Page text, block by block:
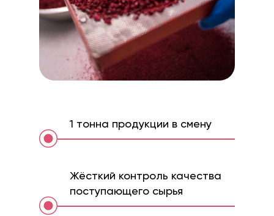
Жёсткий контроль качества
поступающего сырья
1 тонна продукции в смену